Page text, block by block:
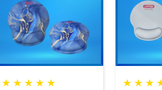
★ ★ ★ ★ ★ ★ ★ ★